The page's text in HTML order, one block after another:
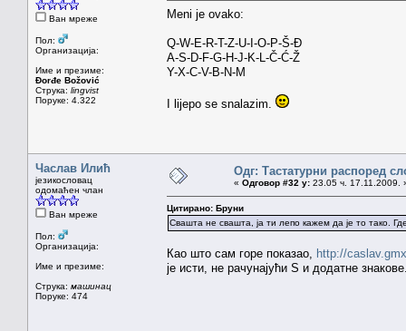
Ван мреже
Пол:
Организација:
Име и презиме:
Đorđe Božović
Струка: lingvist
Поруке: 4.322
Meni je ovako:
Q-W-E-R-T-Z-U-I-O-P-Š-Đ
A-S-D-F-G-H-J-K-L-Č-Ć-Ž
Y-X-C-V-B-N-M
I lijepo se snalazim.
Часлав Илић
језикословац
одомаћен члан
Ван мреже
Пол:
Организација:
Име и презиме:
Струка: машинац
Поруке: 474
Одг: Тастатурни распоред
« Одговор #32 у: 23.05 ч. 17.11.2009.
Цитирано: Бруни
Свашта не свашта, ја ти лепо кажем да је то тако.
Као што сам горе показао, http://
је исти, не рачунајући Ѕ и додатне